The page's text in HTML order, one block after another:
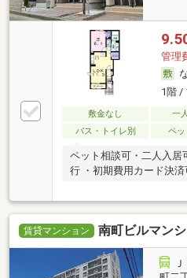
管理
1階 /
敷金なし 一
バス・トイレ別
ペ
ペット相談可・二人入居
行 ・初期費用カード決
賃貸マンション 南町ビルマン